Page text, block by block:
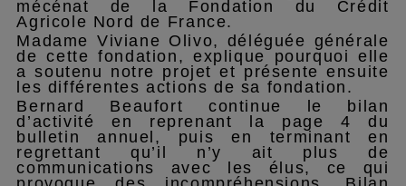
mécénat de la Fondation du Crédit
Agricole Nord de France.
Madame Viviane Olivo, déléguée générale
de cette fondation, explique pourquoi elle
a soutenu notre projet et présente ensuite
les différentes actions de sa fondation.
Bernard Beaufort continue le bilan
d’activité en reprenant la page 4 du
bulletin annuel, puis en terminant en
regrettant qu’il n’y ait plus de
communications avec les élus, ce qui